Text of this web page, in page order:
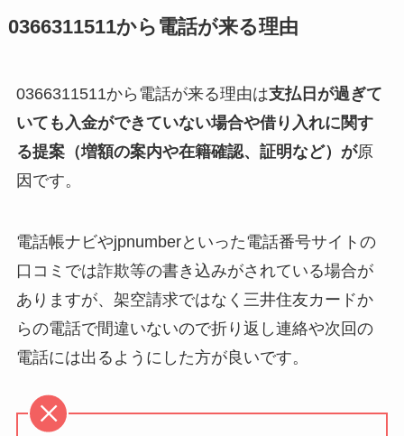
0366311511から電話が来る理由
0366311511から電話が来る理由は支払日が過ぎて
いても入金ができていない場合や借り入れに関す
る提案（増額の案内や在籍確認、証明など）が原
因です。
電話帳ナビやjpnumberといった電話番号サイトの
口コミでは詐欺等の書き込みがされている場合が
ありますが、架空請求ではなく三井住友カードか
らの電話で間違いないので折り返し連絡や次回の
電話には出るようにした方が良いです。